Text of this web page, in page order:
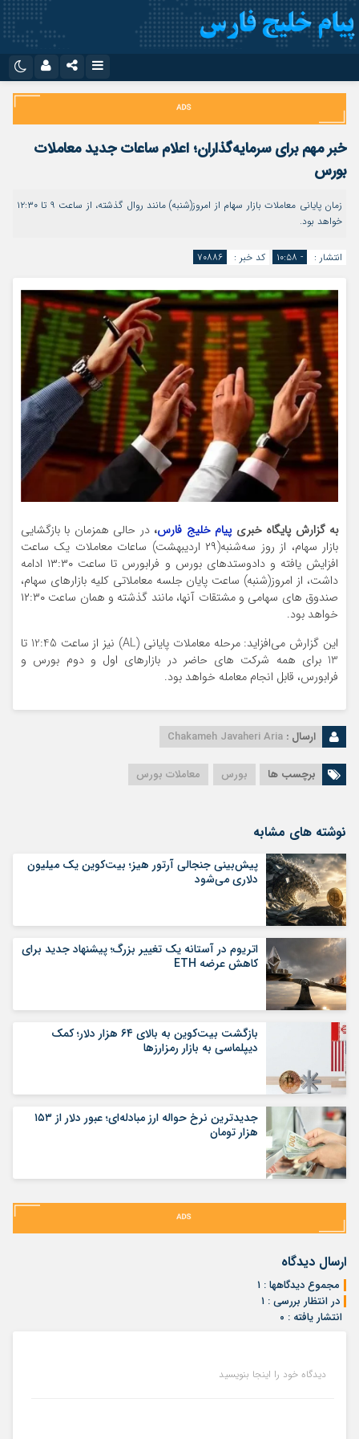
اینستاگرام
تلگرام
سروش
ایتا
آپارات
نام کاربری یا نشانی ایمیل
رمز عبور
مرا به خاطر بسپار
خبر مهم برای سرمایه‌گذاران؛ اعلام ساعات جدید معاملات
بورس
زمان پایانی معاملات بازار سهام از امروز(شنبه) مانند روال گذشته، از ساعت ۹ تا ۱۲:۳۰
خواهد بود.
انتشار : - ۱۰:۵۸ کد خبر : ۷۰۸۸۶
به گزارش پایگاه خبریپیام خلیج فارس،در حالی همزمان با بازگشایی
بازار سهام، از روز سه‌شنبه(۲۹ اردیبهشت) ساعات معاملات یک ساعت
افزایش یافته و دادوستدهای بورس و فرابورس تا ساعت ۱۳:۳۰ ادامه
داشت، از امروز(شنبه) ساعت پایان جلسه معاملاتی کلیه بازارهای سهام،
صندوق های سهامی و مشتقات آنها، مانند گذشته و همان ساعت ۱۲:۳۰
خواهد بود.
این گزارش می‌افزاید: مرحله معاملات پایانی (AL) نیز از ساعت 12:45 تا
13 برای همه شرکت های حاضر در بازارهای اول و دوم بورس و
فرابورس، قابل انجام معامله خواهد بود.
ارسال : Chakameh Javaheri Aria
برچسب ها بورس معاملات بورس
نوشته های مشابه
پیش‌بینی جنجالی آرتور هیز؛ بیت‌کوین یک میلیون
دلاری می‌شود
اتریوم در آستانه یک تغییر بزرگ؛ پیشنهاد جدید برای
کاهش عرضه ETH
بازگشت بیت‌کوین به بالای ۶۴ هزار دلار؛ کمک
دیپلماسی به بازار رمزارزها
جدیدترین نرخ حواله ارز مبادله‌ای؛ عبور دلار از ۱۵۳
هزار تومان
ارسال دیدگاه
مجموع دیدگاهها : ۱
در انتظار بررسی : ۱
انتشار یافته : ۰
دیدگاه خود را اینجا بنویسید